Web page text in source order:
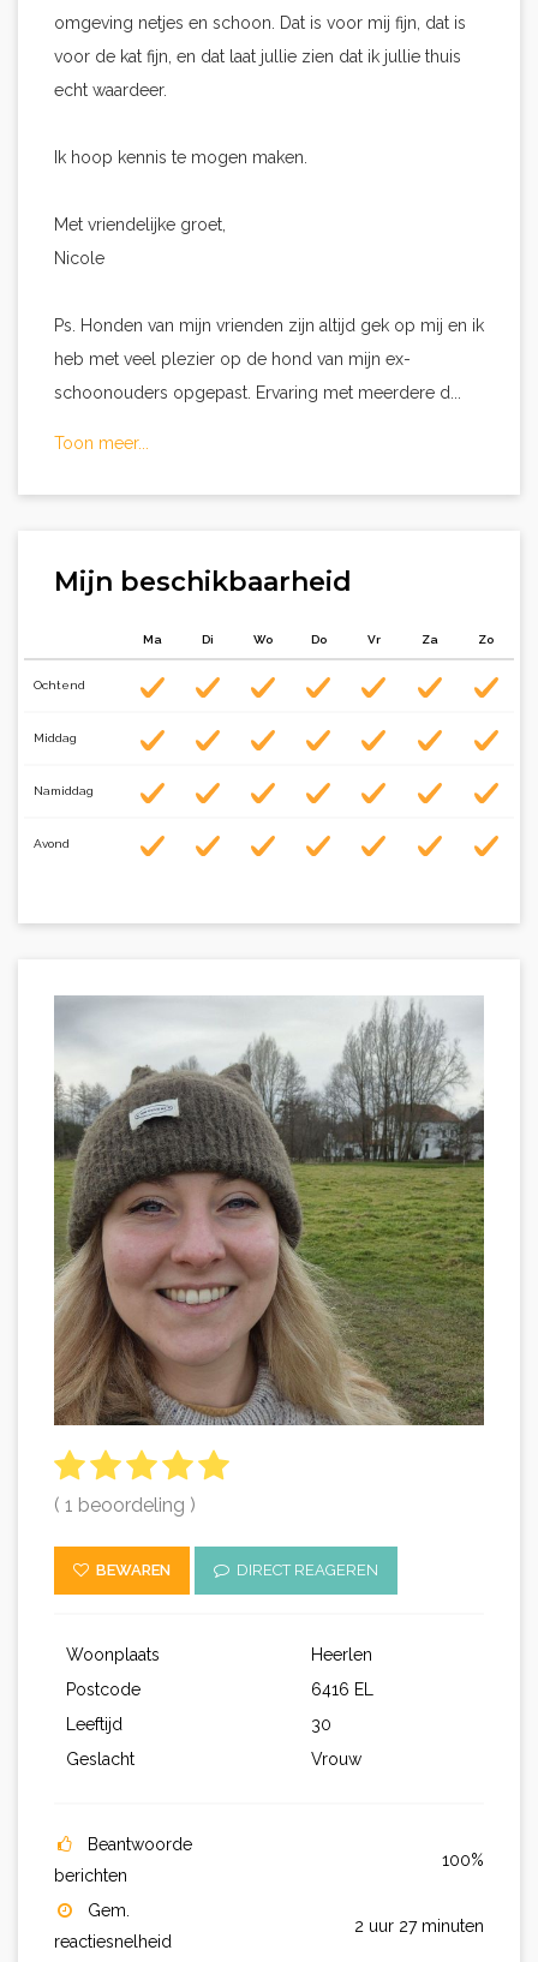
omgeving netjes en schoon. Dat is voor mij fijn, dat is
voor de kat fijn, en dat laat jullie zien dat ik jullie thuis
echt waardeer.
Ik hoop kennis te mogen maken.
Met vriendelijke groet,
Nicole
Ps. Honden van mijn vrienden zijn altijd gek op mij en ik
heb met veel plezier op de hond van mijn ex-
schoonouders opgepast. Ervaring met meerdere d...
Toon meer...
Mijn beschikbaarheid
Ma Di Wo Do Vr Za Zo
Ochtend
Middag
Namiddag
Avond
( 1 beoordeling )
BEWAREN DIRECT REAGEREN
Woonplaats
Heerlen
Postcode
6416 EL
Leeftijd
30
Geslacht
Vrouw
Beantwoorde
berichten
100%
Gem.
reactiesnelheid
2 uur 27 minuten